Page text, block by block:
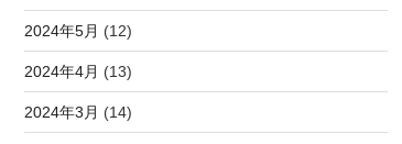
2024年5月 (12)
2024年4月 (13)
2024年3月 (14)